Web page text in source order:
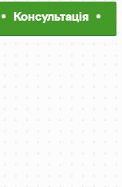
Консультація